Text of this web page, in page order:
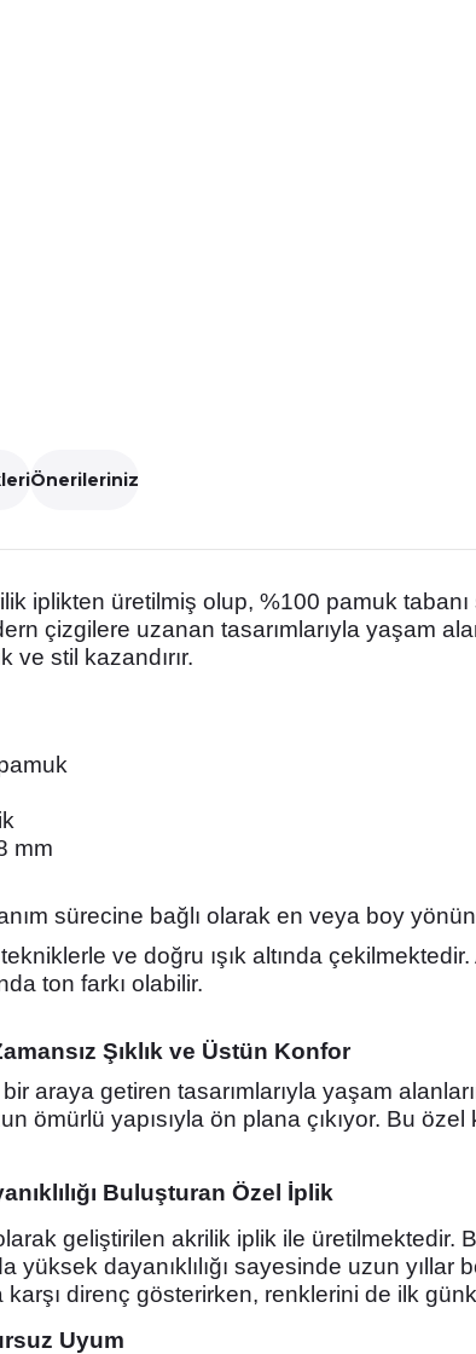
Önerileriniz
iplikten üretilmiş olup, %100 pamuk
çizgilere uzanan tasarımlarıyla yaşam
ve stil kazandırır.
mm
sürecine bağlı olarak en veya boy
ve doğru ışık altında çekilmektedir.
ton farkı olabilir.
Şıklık ve Üstün Konfor
araya getiren tasarımlarıyla yaşam
ömürlü yapısıyla ön plana çıkıyor. Bu
Buluşturan Özel İplik
geliştirilen akrilik iplik ile üretilmektedir.
yüksek dayanıklılığı sayesinde uzun
direnç gösterirken, renklerini de ilk
Uyum